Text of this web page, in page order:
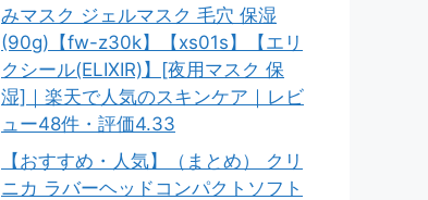
みマスク ジェルマスク 毛穴 保湿
(90g)【fw-z30k】【xs01s】【エリ
クシール(ELIXIR)】[夜用マスク 保
湿]｜楽天で人気のスキンケア｜レビ
ュー48件・評価4.33
【おすすめ・人気】（まとめ） クリ
ニカ ラバーヘッドコンパクトソフト